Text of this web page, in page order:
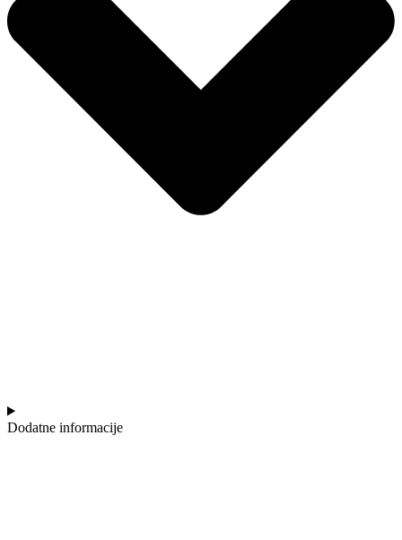
Dodatne informacije